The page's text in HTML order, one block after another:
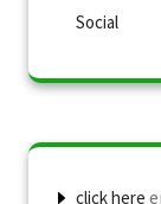
Social
click here